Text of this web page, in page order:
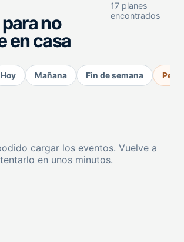
no
en casa
17 planes
encontrados
Hoy Mañana Fin de semana
cargar los eventos. Vuelve a
en unos minutos.